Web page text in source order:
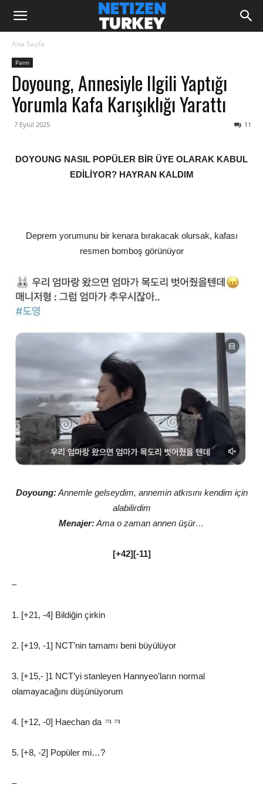
Ana Sayfa
Pann
Doyoung, Annesiyle Ilgili Yaptığı
Yorumla Kafa Karışıklığı Yarattı
7 Eylül 2025 11
DOYOUNG NASIL POPÜLER BİR ÜYE OLARAK KABUL
EDİLİYOR? HAYRAN KALDIM
Deprem yorumunu bir kenara bırakacak olursak, kafası
resmen bomboş görünüyor
Doyoung:Annemle gelseydim, annemin atkısını kendim için
alabilirdim
Menajer:Ama o zaman annen üşür…
[+42][-11]
–
1. [+21, -4] Bildiğin çirkin
2. [+19, -1] NCT’nin tamamı beni büyülüyor
3. [+15,- ]1 NCT’yi stanleyen Hannyeo’ların normal
olamayacağını düşünüyorum
4. [+12, -0] Haechan da ㅋㅋ
5. [+8, -2] Popüler mi…?
–